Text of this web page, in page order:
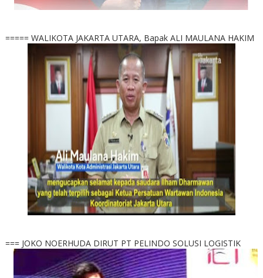
===== WALIKOTA JAKARTA UTARA, Bapak ALI MAULANA HAKIM
=== JOKO NOERHUDA DIRUT PT PELINDO SOLUSI LOGISTIK